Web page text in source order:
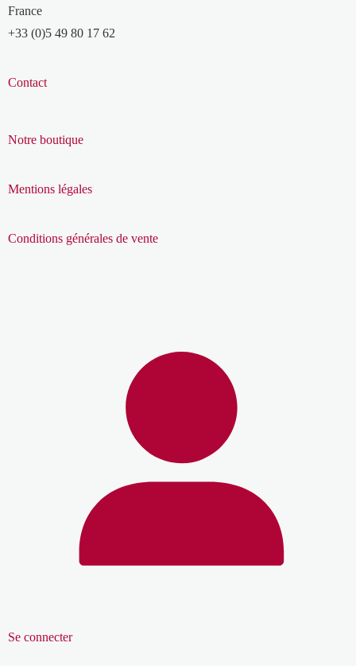
France
+33 (0)5 49 80 17 62
Contact
Notre boutique
Mentions légales
Conditions générales de vente
Se connecter